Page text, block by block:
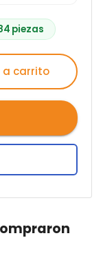
piezas
a carrito